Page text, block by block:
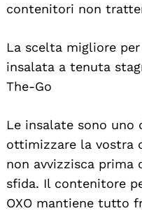
contenitori non
La scelta migliore
insalata a tenuta
The-Go
Le insalate sono
ottimizzare la vostra
non avvizzisca prima
sfida. Il contenitore
OXO mantiene tutto